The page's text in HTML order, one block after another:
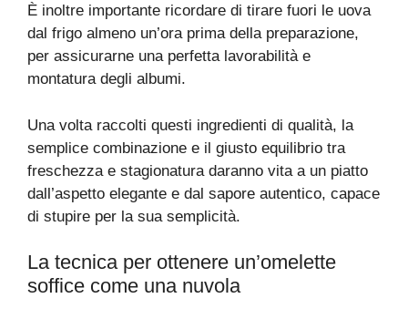
È inoltre importante ricordare di tirare fuori le uova
dal frigo almeno un’ora prima della preparazione,
per assicurarne una perfetta lavorabilità e
montatura degli albumi.
Una volta raccolti questi ingredienti di qualità, la
semplice combinazione e il giusto equilibrio tra
freschezza e stagionatura daranno vita a un piatto
dall’aspetto elegante e dal sapore autentico, capace
di stupire per la sua semplicità.
La tecnica per ottenere un’omelette
soffice come una nuvola